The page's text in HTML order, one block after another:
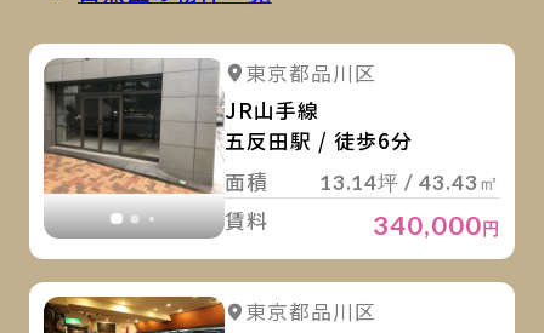
詳細を見る
東京都品川区
JR山手線
五反田駅 / 徒歩6分
面積
13.14坪 / 43.43㎡
賃料 340,000円
詳細を見る
東京都品川区